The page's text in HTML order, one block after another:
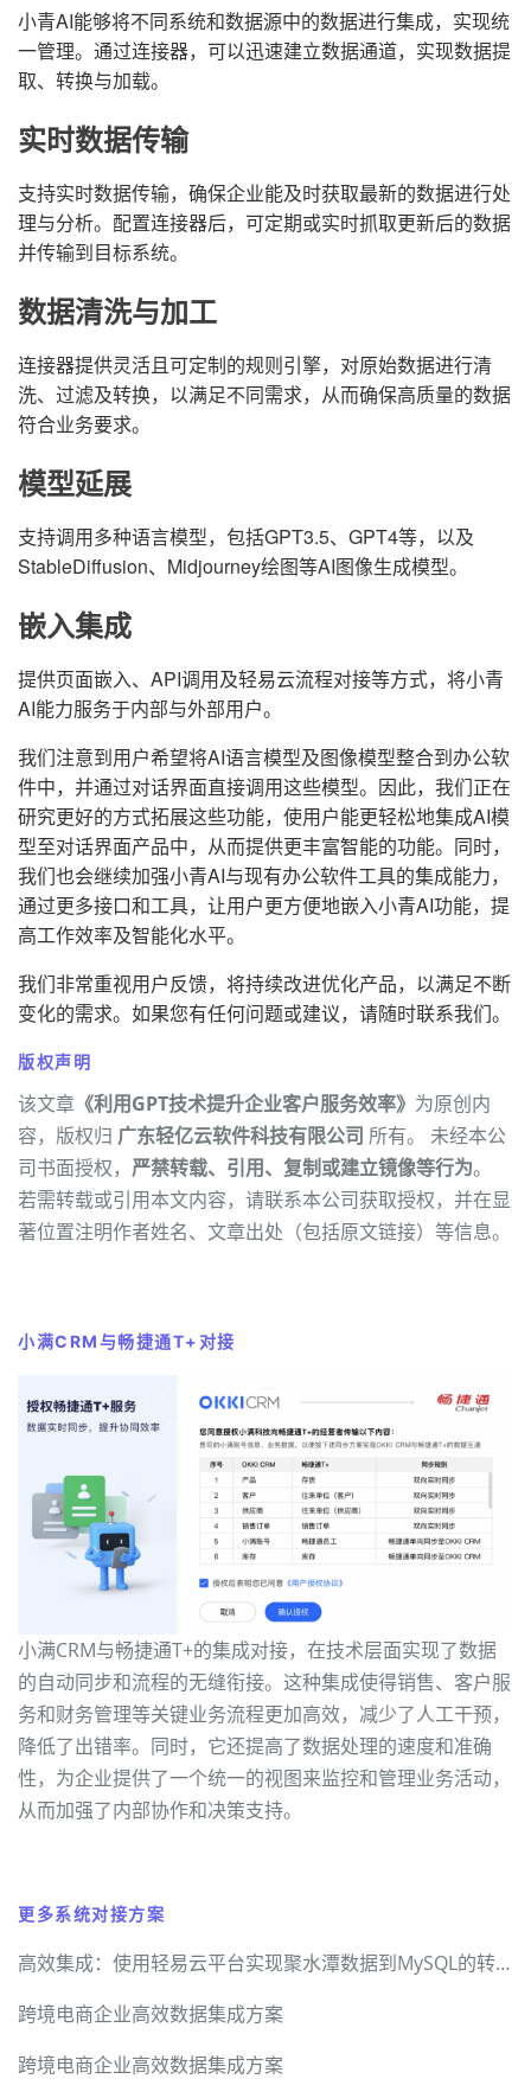
小青AI能够将不同系统和数据源中的数据进行集成，实现统
一管理。通过连接器，可以迅速建立数据通道，实现数据提
取、转换与加载。
实时数据传输
支持实时数据传输，确保企业能及时获取最新的数据进行处
理与分析。配置连接器后，可定期或实时抓取更新后的数据
并传输到目标系统。
数据清洗与加工
连接器提供灵活且可定制的规则引擎，对原始数据进行清
洗、过滤及转换，以满足不同需求，从而确保高质量的数据
符合业务要求。
模型延展
支持调用多种语言模型，包括GPT3.5、GPT4等，以及
StableDiffusion、Midjourney绘图等AI图像生成模型。
嵌入集成
提供页面嵌入、API调用及轻易云流程对接等方式，将小青
AI能力服务于内部与外部用户。
我们注意到用户希望将AI语言模型及图像模型整合到办公软
件中，并通过对话界面直接调用这些模型。因此，我们正在
研究更好的方式拓展这些功能，使用户能更轻松地集成AI模
型至对话界面产品中，从而提供更丰富智能的功能。同时，
我们也会继续加强小青AI与现有办公软件工具的集成能力，
通过更多接口和工具，让用户更方便地嵌入小青AI功能，提
高工作效率及智能化水平。
我们非常重视用户反馈，将持续改进优化产品，以满足不断
变化的需求。如果您有任何问题或建议，请随时联系我们。
版权声明
该文章 《利用GPT技术提升企业客户服务效率》 为原创内
容，版权归 广东轻亿云软件科技有限公司 所有。 未经本公
司书面授权， 严禁转载、引用、复制或建立镜像等行为。
若需转载或引用本文内容，请联系本公司获取授权，并在显
著位置注明作者姓名、文章出处（包括原文链接）等信息。
小满CRM与畅捷通T+对接
小满CRM与畅捷通T+的集成对接，在技术层面实现了数据
的自动同步和流程的无缝衔接。这种集成使得销售、客户服
务和财务管理等关键业务流程更加高效，减少了人工干预，
降低了出错率。同时，它还提高了数据处理的速度和准确
性，为企业提供了一个统一的视图来监控和管理业务活动，
从而加强了内部协作和决策支持。
更多系统对接方案
高效集成：使用轻易云平台实现聚水潭数据到MySQL的转换
跨境电商企业高效数据集成方案
跨境电商企业高效数据集成方案